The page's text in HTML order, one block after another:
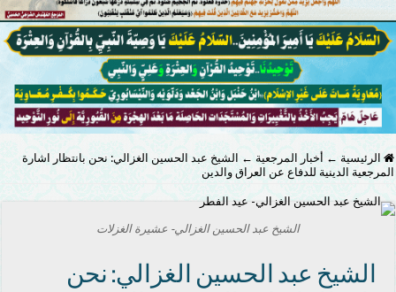
الرئيسية ← أخبار المرجعية ← الشيخ عبد الحسين الغزالي: نحن بانتظار اشارة
المرجعية الدينية للدفاع عن العراق والدين
الشيخ عبد الحسين الغزالي- عشيرة الغزلات
الشيخ عبد الحسين الغزالي: نحن